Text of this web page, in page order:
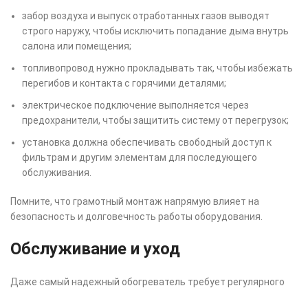
забор воздуха и выпуск отработанных газов выводят
строго наружу, чтобы исключить попадание дыма внутрь
салона или помещения;
топливопровод нужно прокладывать так, чтобы избежать
перегибов и контакта с горячими деталями;
электрическое подключение выполняется через
предохранители, чтобы защитить систему от перегрузок;
установка должна обеспечивать свободный доступ к
фильтрам и другим элементам для последующего
обслуживания.
Помните, что грамотный монтаж напрямую влияет на
безопасность и долговечность работы оборудования.
Обслуживание и уход
Даже самый надежный обогреватель требует регулярного